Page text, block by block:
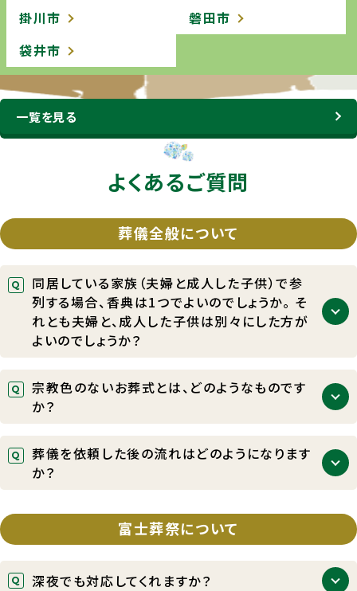
掛川市
磐田市
袋井市
一覧を見る
よくあるご質問
葬儀全般について
同居している家族（夫婦と成人した子供）で参
列する場合、香典は1つでよいのでしょうか。 そ
れとも夫婦と、成人した子供は別々にした方が
よいのでしょうか？
香典は、家単位を基本としますので、１つでよろしい
かと思います。
宗教色のないお葬式とは、どのようなものです
か？
お客さまのご希望に合わせた、形式にとらわれないご
葬儀のことです。例えば、故人さまがお好きだった音
楽を流したり、故人さまに向けて手紙を読み上げる
士葬祭でも承っておりますので、まずはお問い合わせ
葬儀を依頼した後の流れはどのようになります
か？
迎え～ご遺体のご安置～ご葬儀のお打合せ～日程決
定～ご葬儀」となります。私達にご依頼後は、経験豊
富なスタッフが丁寧に流れを説明し、しっかりと誘導
させていただきますのでどうぞご安心ください。
富士葬祭について
深夜でも対応してくれますか？